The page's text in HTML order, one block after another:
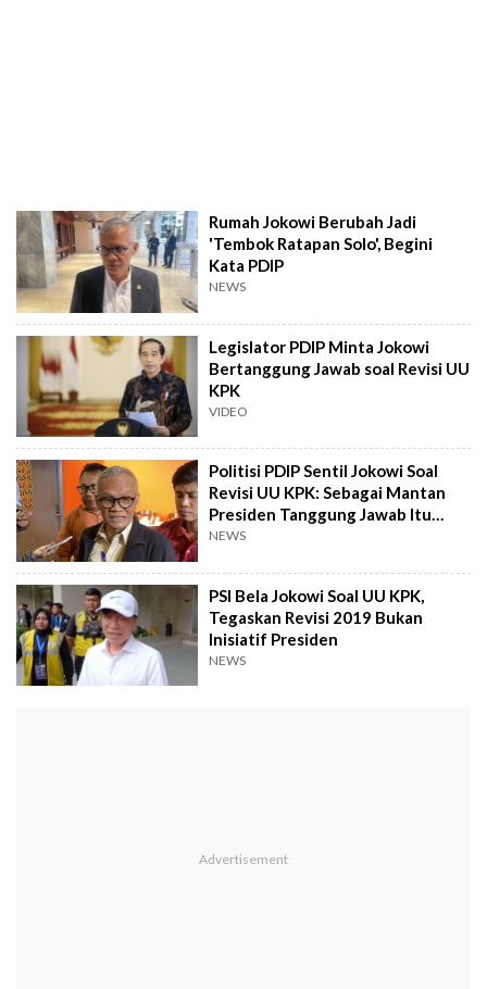
Rumah Jokowi Berubah Jadi
'Tembok Ratapan Solo', Begini
Kata PDIP
NEWS
Legislator PDIP Minta Jokowi
Bertanggung Jawab soal Revisi UU
KPK
VIDEO
Politisi PDIP Sentil Jokowi Soal
Revisi UU KPK: Sebagai Mantan
Presiden Tanggung Jawab Itu
Tetap Ada
NEWS
PSI Bela Jokowi Soal UU KPK,
Tegaskan Revisi 2019 Bukan
Inisiatif Presiden
NEWS